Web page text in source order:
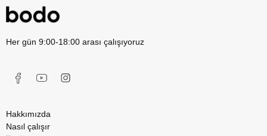
Her gün 9:00-18:00 arası çalışıyoruz
Hakkımızda
Nasıl çalışır